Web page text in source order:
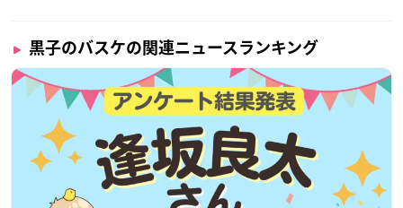
黒子のバスケの関連ニュースランキング